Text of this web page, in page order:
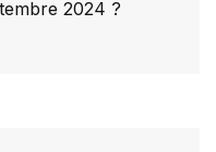
2024 ?